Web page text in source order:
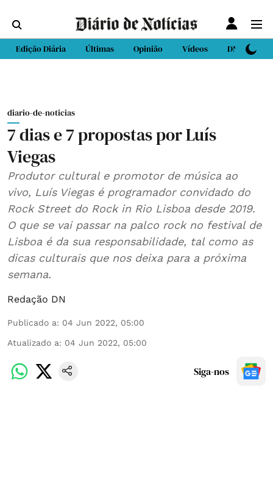
Edição Diária Últimas Opinião Vídeos DN Sport
diario-de-noticias
7 dias e 7 propostas por Luís
Viegas
Produtor cultural e promotor de música ao
vivo, Luís Viegas é programador convidado do
Rock Street do Rock in Rio Lisboa desde 2019.
O que se vai passar na palco rock no festival de
Lisboa é da sua responsabilidade, tal como as
dicas culturais que nos deixa para a próxima
semana.
Redação DN
Publicado a: 04 Jun 2022, 05:00
Atualizado a: 04 Jun 2022, 05:00
Siga-nos